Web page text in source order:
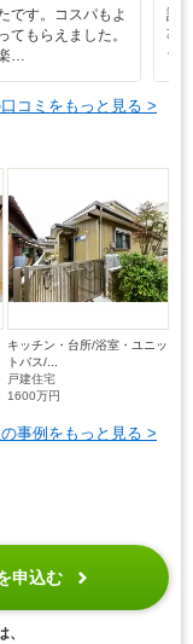
です。コスパもよ
てもらえました。
…
設
事
ち
コミをもっと見る >
キッチン・台所/浴室・ユニッ
トバス/...
戸建住宅
1600万円
事例をもっと見る >
申込む